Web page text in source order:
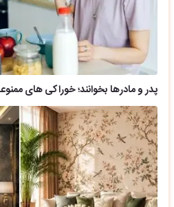
پدر و مادرها بخوانند؛ خوراکی های